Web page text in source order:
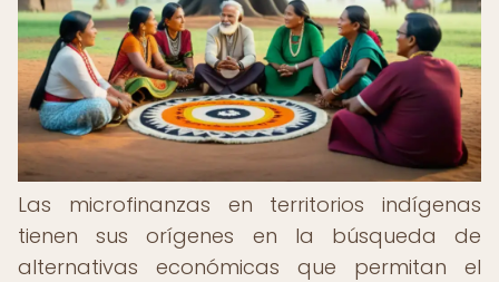
Las microfinanzas en territorios indígenas
tienen sus orígenes en la búsqueda de
alternativas económicas que permitan el